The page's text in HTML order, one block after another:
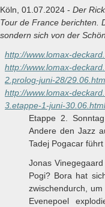
Köln, 01.07.2024 - Der
Tour de France berichten.
sondern sich von der
http://www.lomax-
http://www.lomax-
2.prolog-juni-28/
http://www.lomax-
3.etappe-1-juni-30.06.html
Etappe 2.
Andere den Jazz
Tadej Pogacar
Jonas
Pogi? Bora hat
zwischendurch,
Evenepoel